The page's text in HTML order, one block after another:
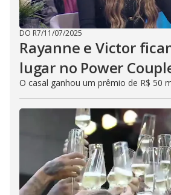
DO R7/11/07/2025
Rayanne e Victor
lugar no Power
O casal ganhou um prêmio de R$ 50